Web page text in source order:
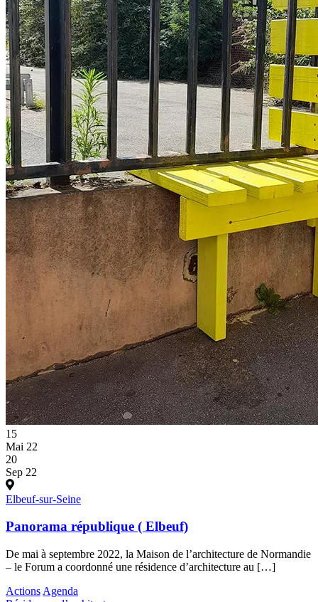
15
Mai 22
20
Sep 22
Elbeuf-sur-Seine
Panorama république ( Elbeuf)
De mai à septembre 2022, la Maison de l’architecture de Normandie
– le Forum a coordonné une résidence d’architecture au […]
Actions Agenda